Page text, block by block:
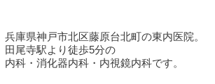
兵庫県神戸市北区藤原台北町の東内医院。
田尾寺駅より徒歩5分の
内科・消化器内科・内視鏡内科です。